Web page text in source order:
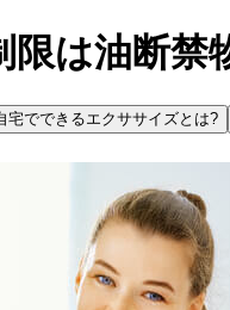
限は油断
宅でできるエクササイズとは?